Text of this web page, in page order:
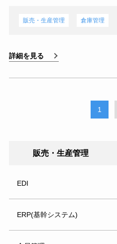
販売・生産管理 倉庫管理
詳細を見る
1
販売・生産管理
EDI
ERP(基幹システム)